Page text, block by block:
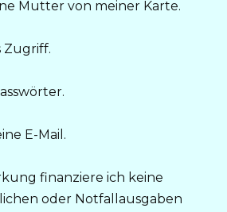
Mutter von meiner Karte.
Zugriff.
E-Mail.
finanziere ich keine
oder Notfallausgaben